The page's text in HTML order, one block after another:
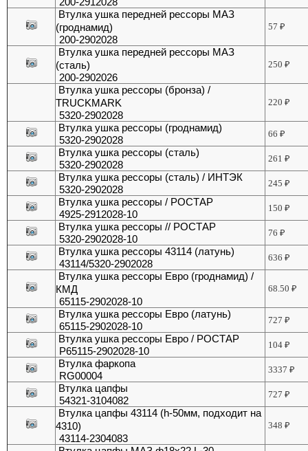
Втулка ушка передней рессоры МАЗ
(гроднамид)
200-2902028
57₽
Втулка ушка передней рессоры МАЗ
(сталь)
200-2902026
250₽
Втулка ушка рессоры (бронза) /
TRUCKMARK
5320-2902028
220₽
Втулка ушка рессоры (гроднамид)
5320-2902028
66₽
Втулка ушка рессоры (сталь)
5320-2902028
261₽
Втулка ушка рессоры (сталь) / ИНТЭК
5320-2902028
245₽
Втулка ушка рессоры / РОСТАР
4925-2912028-10
150₽
Втулка ушка рессоры // РОСТАР
5320-2902028-10
76₽
Втулка ушка рессоры 43114 (латунь)
43114/5320-2902028
636₽
Втулка ушка рессоры Евро (гроднамид) /
КМД
65115-2902028-10
68.50₽
Втулка ушка рессоры Евро (латунь)
65115-2902028-10
727₽
Втулка ушка рессоры Евро / РОСТАР
Р65115-2902028-10
104₽
Втулка фаркопа
RG00004
3337₽
Втулка цапфы
54321-3104082
727₽
Втулка цапфы 43114 (h-50мм, подходит на
4310)
43114-2304083
348₽